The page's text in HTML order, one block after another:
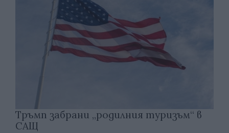
Тръмп забрани „родилния туризъм“ в
САЩ